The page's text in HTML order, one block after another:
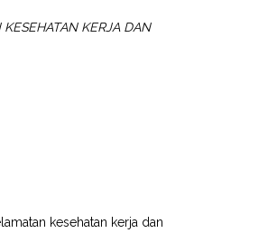
KERJA DAN
kesehatan kerja dan